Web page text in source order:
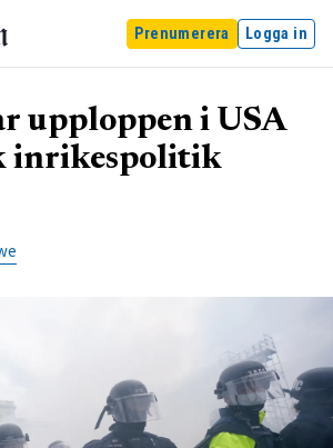
Prenumerera Logga in
upploppen i USA
inrikespolitik